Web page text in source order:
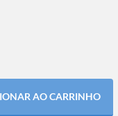
AO CARRINHO